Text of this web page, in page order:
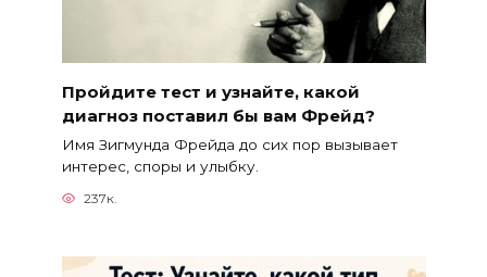
Пройдите тест и узнайте, какой
диагноз поставил бы вам Фрейд?
Имя Зигмунда Фрейда до сих пор вызывает
интерес, споры и улыбку.
237к.